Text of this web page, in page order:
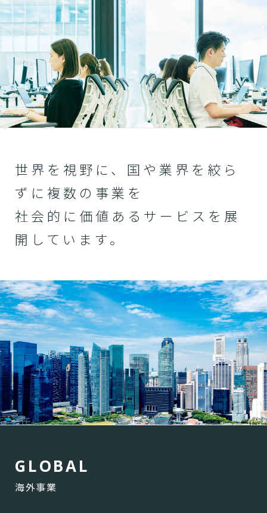
世界を視野に、国や業界を絞ら
ずに複数の事業を
社会的に価値あるサービスを展
開しています。
G LOBAL
海外事業